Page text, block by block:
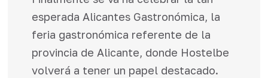
esperada Alicantes Gastronómica, la
feria gastronómica referente de la
provincia de Alicante, donde Hostelbe
volverá a tener un papel destacado.